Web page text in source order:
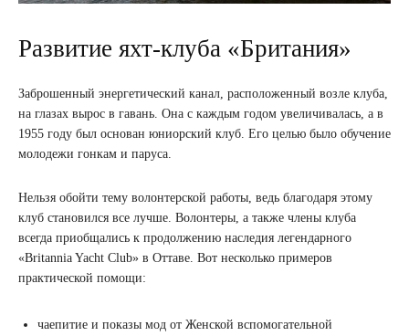
Развитие яхт-клуба «Британия»
Заброшенный энергетический канал, расположенный возле клуба,
на глазах вырос в гавань. Она с каждым годом увеличивалась, а в
1955 году был основан юниорский клуб. Его целью было обучение
молодежи гонкам и паруса.
Нельзя обойти тему волонтерской работы, ведь благодаря этому
клуб становился все лучше. Волонтеры, а также члены клуба
всегда приобщались к продолжению наследия легендарного
«Britannia Yacht Club» в Оттаве. Вот несколько примеров
практической помощи:
чаепитие и показы мод от Женской вспомогательной